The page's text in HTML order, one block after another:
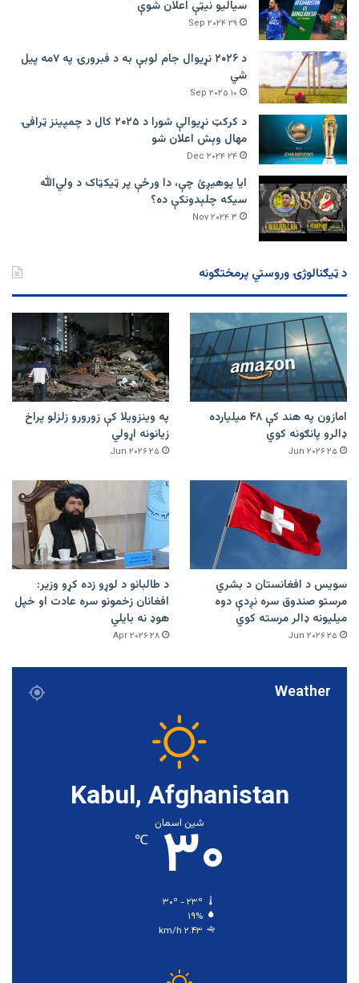
سیالیو نیټې اعلان شوې
۲۹ Sep ۲۰۲۴
د ۲۰۲۶ نړیوال جام لوبې به د فبرورۍ په ۷مه پیل
شي
۱۰ Sep ۲۰۲۵
د کرکټ نړیوالې شورا د ۲۰۲۵ کال د چمپینز ټرافۍ
مهال وېش اعلان شو
۲۴ Dec ۲۰۲۴
ایا پوهیږئ چې، دا ورځې پر ټيکټاک د ولي‌الله
سیکه چلېدونکې ده؟
۳ Nov ۲۰۲۴
د ټیګنالوژۍ وروستي پرمختګونه
امازون په هند کې ۴۸ میلیارده
ډالرو پانګونه کوي
۲۵ Jun ۲۰۲۶
په وینزویلا کې زورورو زلزلو پراخ
زیانونه اړولي
۲۵ Jun ۲۰۲۶
سویس د افغانستان د بشري
مرستو صندوق سره نږدې دوه
میلیونه ډالر مرسته کوي
۲۵ Jun ۲۰۲۶
د طالبانو د لوړو زده کړو وزیر:
افغانان زخمونو سره عادت او خپل
هوډ نه بایلي
۲۸ Apr ۲۰۲۶
Weather
Kabul, Afghanistan
شین اسمان
۳۰ ℃
۱۹%
۲.۴۳ km/h